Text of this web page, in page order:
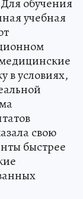
обучения
учебная
в условиях,
свою
быстрее